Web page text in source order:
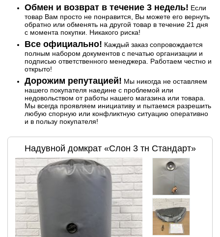
Обмен и возврат в течение 3 недель! Если
товар Вам просто не понравится, Вы можете его вернуть
обратно или обменять на другой товар в течение 21 дня
с момента покупки. Никакого риска!
Все официально! Каждый заказ сопровождается
полным набором документов с печатью организации и
подписью ответственного менеджера. Работаем честно и
открыто!
Дорожим репутацией! Мы никогда не оставляем
нашего покупателя наедине с проблемой или
недовольством от работы нашего магазина или товара.
Мы всегда проявляем инициативу и пытаемся разрешить
любую спорную или конфликтную ситуацию оперативно
и в пользу покупателя!
Надувной домкрат «Слон 3 тн Стандарт»